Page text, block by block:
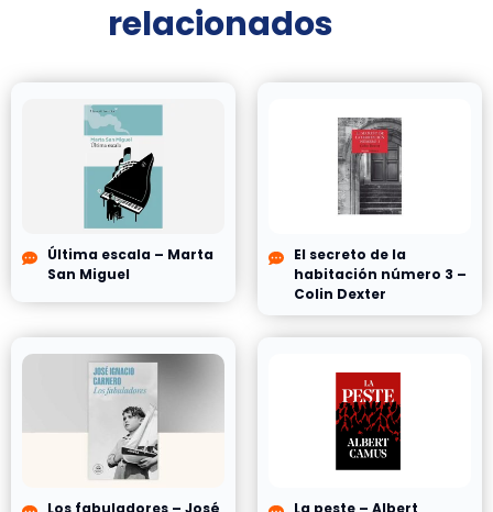
relacionados
Última escala – Marta
San Miguel
El secreto de la
habitación número 3 –
Colin Dexter